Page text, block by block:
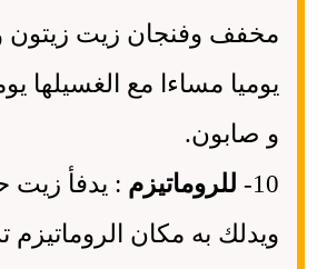
مخفف وفنجان زيت زيتون
يوميا مساءا مع الغسيلها
و صابون.
10-
للروماتيزم : يدفأ زيت
ويدلك به مكان الروماتيزم